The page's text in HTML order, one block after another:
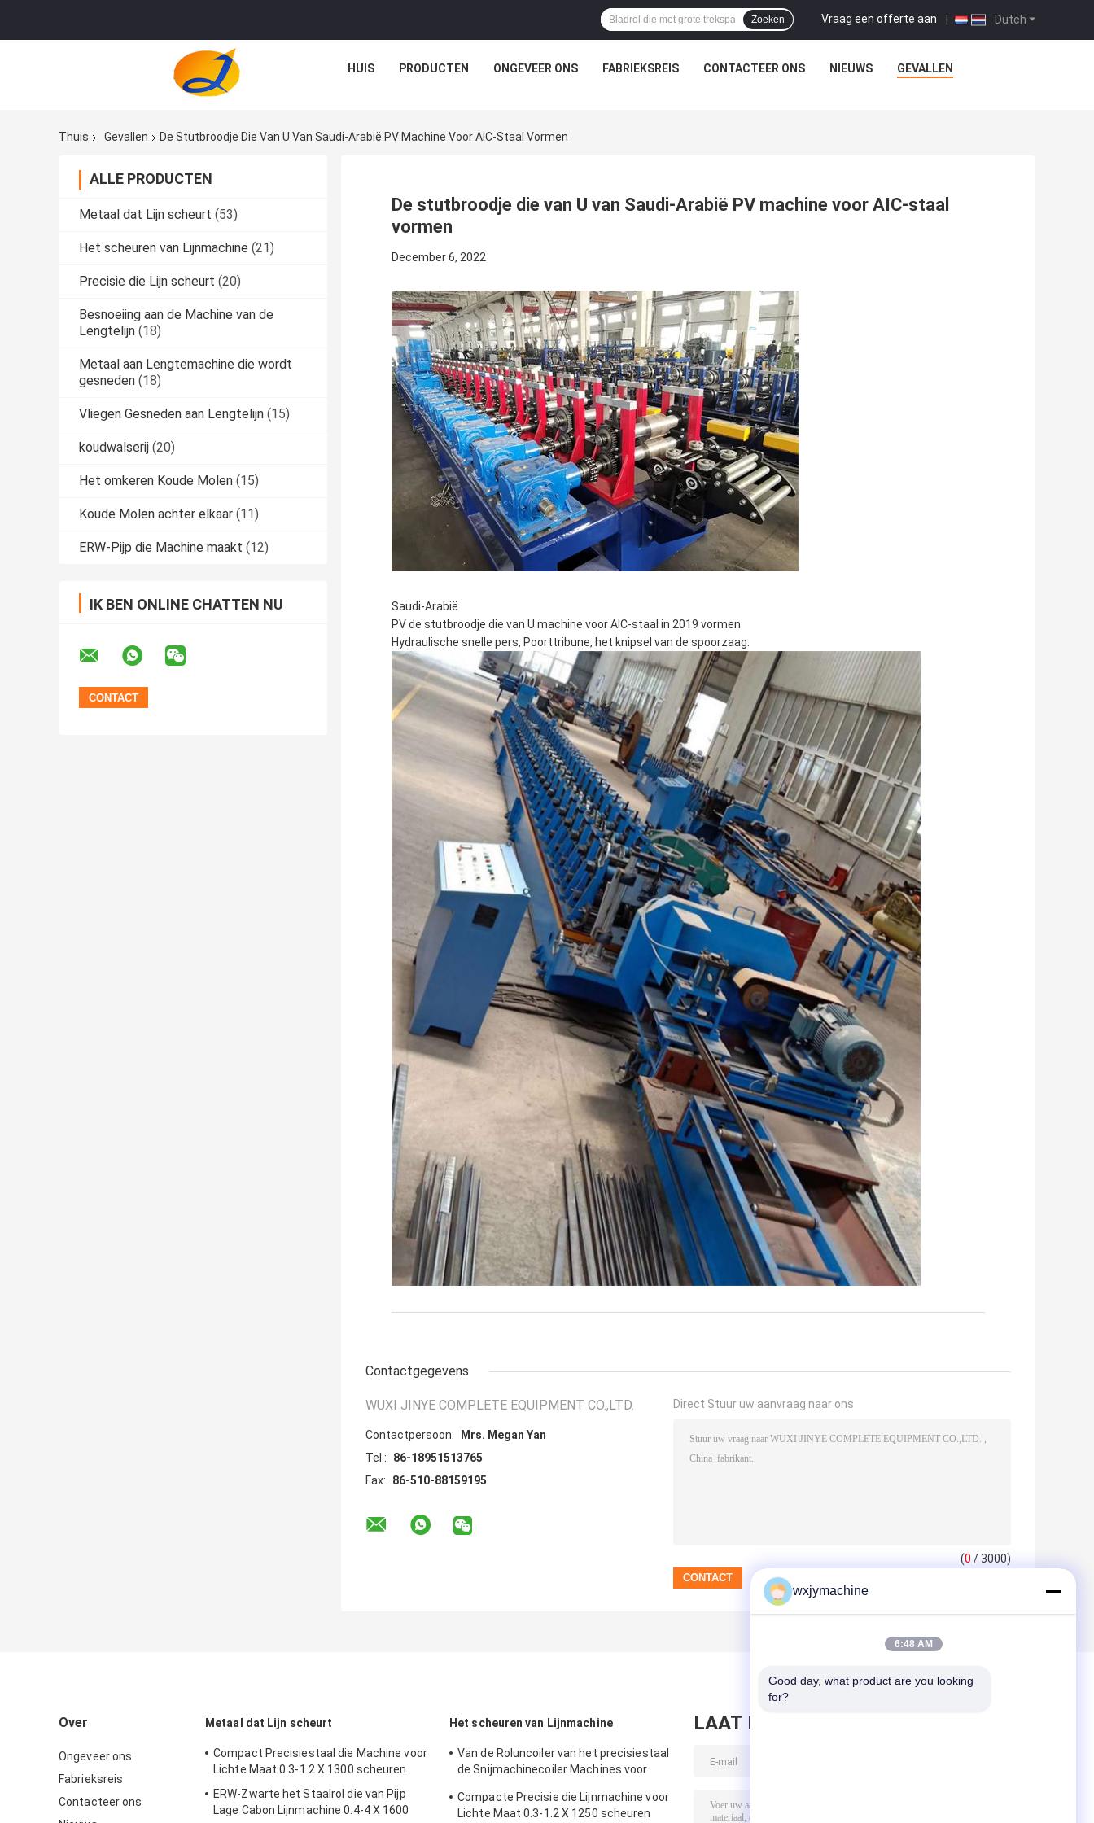
Dutch
Vraag een offerte aan |
Zoeken
HUIS PRODUCTEN ONGEVEER ONS FABRIEKSREIS CONTACTEER ONS NIEUWS GEVALLEN
Thuis Gevallen De Stutbroodje Die Van U Van Saudi-Arabië PV Machine Voor AIC-Staal Vormen
ALLE PRODUCTEN
Metaal dat Lijn scheurt (53)
Het scheuren van Lijnmachine (21)
Precisie die Lijn scheurt (20)
Besnoeiing aan de Machine van de
Lengtelijn (18)
Metaal aan Lengtemachine die wordt
gesneden (18)
Vliegen Gesneden aan Lengtelijn (15)
koudwalserij (20)
Het omkeren Koude Molen (15)
Koude Molen achter elkaar (11)
ERW-Pijp die Machine maakt (12)
IK BEN ONLINE CHATTEN NU
De stutbroodje die van U van Saudi-Arabië PV machine voor AIC-staal
vormen
December 6, 2022
Saudi-Arabië
PV de stutbroodje die van U machine voor AIC-staal in 2019 vormen
Hydraulische snelle pers, Poorttribune, het knipsel van de spoorzaag.
Contactgegevens
WUXI JINYE COMPLETE EQUIPMENT CO.,LTD.
Contactpersoon:
Mrs. Megan Yan
Tel.:
86-18951513765
Fax:
86-510-88159195
Direct Stuur uw aanvraag naar ons
(0 / 3000)
Over
Ongeveer ons
Fabrieksreis
Contacteer ons
Metaal dat Lijn scheurt
Compact Precisiestaal die Machine voor
Lichte Maat 0.3-1.2 X 1300 scheuren
ERW-Zwarte het Staalrol die van Pijp
Lage Cabon Lijnmachine 0.4-4 X 1600
Het scheuren van Lijnmachine
Van de Roluncoiler van het precisiestaal
de Snijmachinecoiler Machines voor
Compacte Precisie die Lijnmachine voor
Lichte Maat 0.3-1.2 X 1250 scheuren
LAAT BERICHT ACHTER
wxjymachine
6:48 AM
Good day, what product are you looking
for?